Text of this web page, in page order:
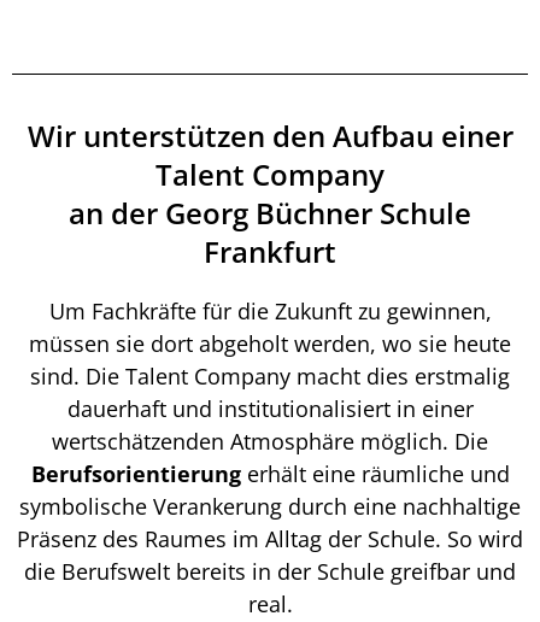
Wir unterstützen den Aufbau einer
Talent Company
an der Georg Büchner Schule
Frankfurt
Um Fachkräfte für die Zukunft zu gewinnen,
müssen sie dort abgeholt werden, wo sie heute
sind. Die Talent Company macht dies erstmalig
dauerhaft und institutionalisiert in einer
wertschätzenden Atmosphäre möglich. Die
Berufsorientierungerhält eine räumliche und
symbolische Verankerung durch eine nachhaltige
Präsenz des Raumes im Alltag der Schule. So wird
die Berufswelt bereits in der Schule greifbar und
real.